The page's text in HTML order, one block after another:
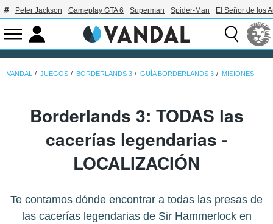
Peter Jackson Gameplay GTA 6 Superman Spider-Man El Señor de los
VANDAL JUEGOS BORDERLANDS 3 GUÍA BORDERLANDS 3 MISIONES
Borderlands 3: TODAS las
cacerías legendarias -
LOCALIZACIÓN
Te contamos dónde encontrar a todas las presas de
las cacerías legendarias de Sir Hammerlock en